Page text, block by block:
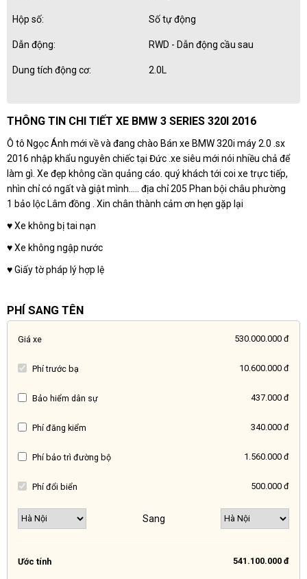
Hộp số: Số tự động
Dẫn động: RWD - Dẫn động cầu sau
Dung tích động cơ: 2.0L
THÔNG TIN CHI TIẾT XE BMW 3 SERIES 320I 2016
Ô tô Ngọc Ánh mới về và đang chào Bán xe BMW 320i máy 2.0 .sx
2016 nhập khẩu nguyên chiếc tại Đức .xe siêu mới nói nhiều chả để
làm gì. Xe đẹp không cần quảng cáo. quý khách tới coi xe trực tiếp,
nhìn chỉ có ngất và giật mình….. địa chỉ 205 Phan bội châu phường
1 bảo lộc Lâm đồng . Xin chân thành cảm ơn hẹn gặp lại
♥️ Xe không bị tai nạn
♥️ Xe không ngập nước
♥️ Giấy tờ pháp lý hợp lệ
PHÍ SANG TÊN
Giá xe 530.000.000 đ
Phí trước bạ 10.600.000 đ
Bảo hiểm dân sự 437.000 đ
Phí đăng kiểm 340.000 đ
Phí bảo trì đường bộ 1.560.000 đ
Phí đổi biển 500.000 đ
Sang
Ước tính 541.100.000 đ